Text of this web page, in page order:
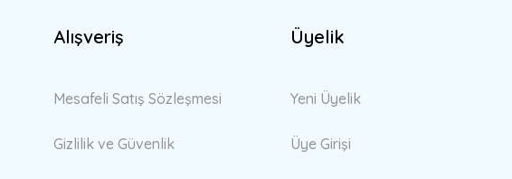
Alışveriş
Mesafeli Satış Sözleşmesi
Gizlilik ve Güvenlik
Üyelik
Yeni Üyelik
Üye Girişi